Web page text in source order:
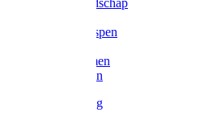
Meetgereedschap
Vijlen / Raspen
Lijmklemmen
Waterpassen
Bouwbeslag